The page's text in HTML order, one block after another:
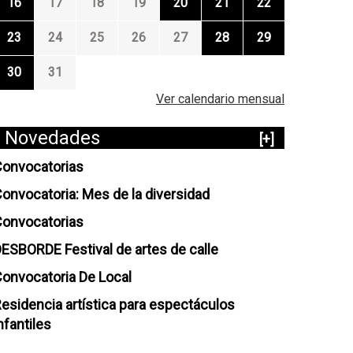
23 24 25 26 27 28 29
30
31
Ver calendario mensual
Novedades
[+]
Mes de la diversidad
Festival de artes de calle
De Local
artística para espectáculos